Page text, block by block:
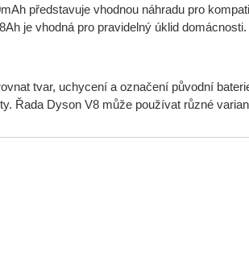
představuje vhodnou náhradu pro
je vhodná pro pravidelný úklid domácnosti.
tvar, uchycení a označení původní
Řada Dyson V8 může používat různé